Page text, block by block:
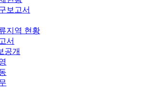
보고서
지역 현황
서
공개